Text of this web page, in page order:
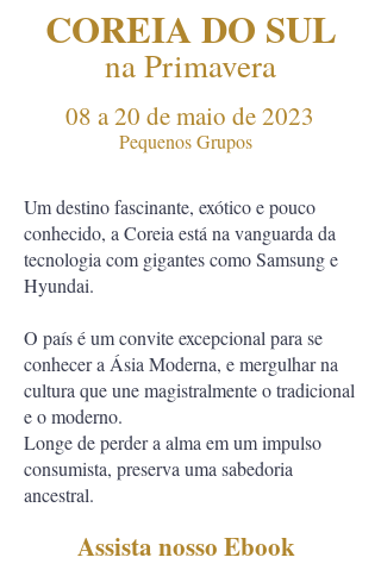
COREIA DO SUL
na Primavera
08 a 20 de maio de 2023
Pequenos Grupos
Um destino fascinante, exótico e pouco
conhecido, a Coreia está na vanguarda da
tecnologia com gigantes como Samsung e
Hyundai.
O país é um convite excepcional para se
conhecer a Ásia Moderna, e mergulhar na
cultura que une magistralmente o tradicional
e o moderno.
Longe de perder a alma em um impulso
consumista, preserva uma sabedoria
ancestral.
Assista nosso Ebook